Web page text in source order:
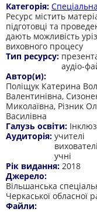
Категорія:
Ресурс містить
підготовці та
дають можливість
виховного процесу
Тип ресурсу:
аудіо-
Автор(и):
Поліщук Катерина
Валентинівна,
Миколаївна, Різник
Василівна
Галузь освіти:
Аудиторія: учителі
вихователі
учні
Рік видання: 2018
Джерело:
Вільшанська
Черкаської обласної
Файли: